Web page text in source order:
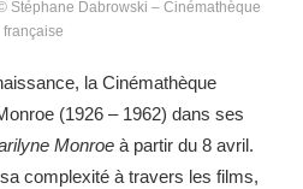
Stéphane Dabrowski – Cinémathèque
française
la Cinémathèque
(1926 – 1962) dans ses
Monroe à partir du 8 avril.
complexité à travers les films,